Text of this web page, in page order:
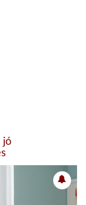
jó